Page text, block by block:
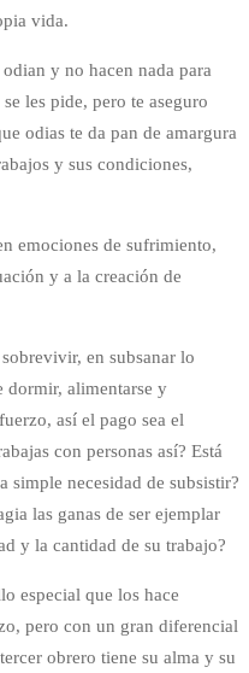
vida.
y no hacen nada para
les pide, pero te aseguro
odias te da pan de amargura
y sus condiciones,
emociones de sufrimiento,
y a la creación de
en subsanar lo
dormir, alimentarse y
así el pago sea el
con personas así? Está
simple necesidad de subsistir?
las ganas de ser ejemplar
y la cantidad de su trabajo?
especial que los hace
pero con un gran diferencial
obrero tiene su alma y su